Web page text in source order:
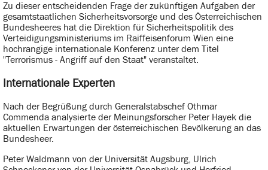
Zu dieser entscheidenden Frage der zukünftigen Aufgaben der
gesamtstaatlichen Sicherheitsvorsorge und des Österreichischen
Bundesheeres hat die Direktion für Sicherheitspolitik des
Verteidigungsministeriums im Raiffeisenforum Wien eine
hochrangige internationale Konferenz unter dem Titel
"Terrorismus - Angriff auf den Staat" veranstaltet.
Internationale Experten
Nach der Begrüßung durch Generalstabschef Othmar
Commenda analysierte der Meinungsforscher Peter Hayek die
aktuellen Erwartungen der österreichischen Bevölkerung an das
Bundesheer.
Peter Waldmann von der Universität Augsburg, Ulrich